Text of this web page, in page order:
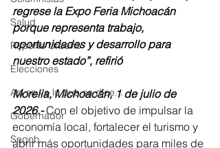
Salud
Reporte Urbano
Elecciones
Así se ve lo que se dice...
Gobernador
Segob
regrese la Expo Feria Michoacán
porque representa trabajo,
oportunidades y desarrollo para
nuestro estado”, refirió
Morelia, Michoacán, 1 de julio de
2026.- Con el objetivo de impulsar la
economía local, fortalecer el turismo y
abrir más oportunidades para miles de